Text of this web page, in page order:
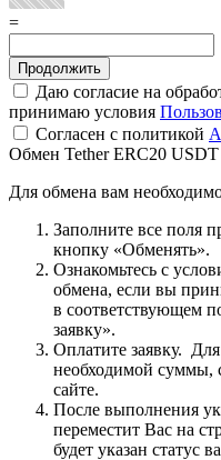
=
Даю согласие на
принимаю условия
Согласен с политикой
Обмен Tether ERC20
Для обмена вам
Заполните все поля
кнопку «Обменять».
Ознакомьтесь с
обмена, если вы
в соответствующем
заявку».
Оплатите заявку.
необходимой суммы,
сайте.
После выполнения
переместит Вас на
будет указан статус